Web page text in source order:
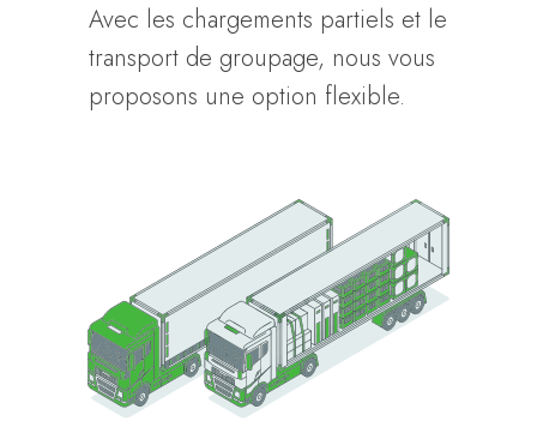
Avec les chargements partiels et le
transport de groupage, nous vous
proposons une option flexible.